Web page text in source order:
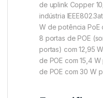
de uplink Copper
indústria
W de potência PoE
8 portas de POE
portas) com 12,95
de POE com 15,4
de POE com 30 W